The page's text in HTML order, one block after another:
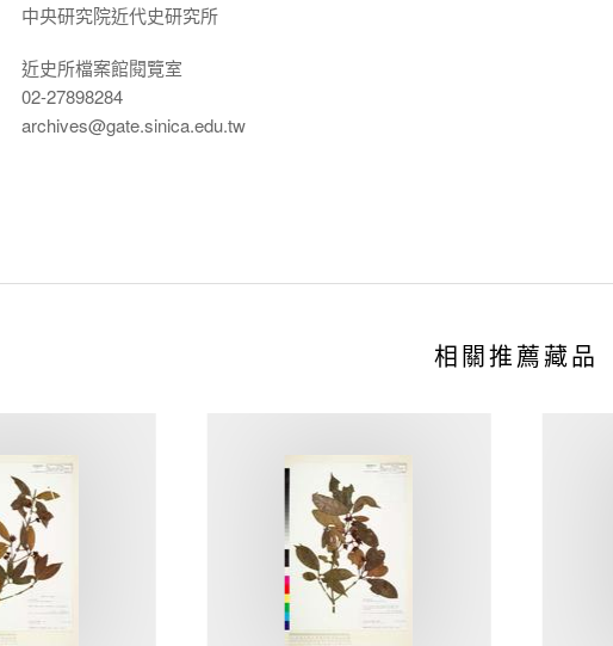
中央研究院近代史研究所
近史所檔案館閱覽室
02-27898284
archives@gate.sinica.edu.tw
相關推薦藏品